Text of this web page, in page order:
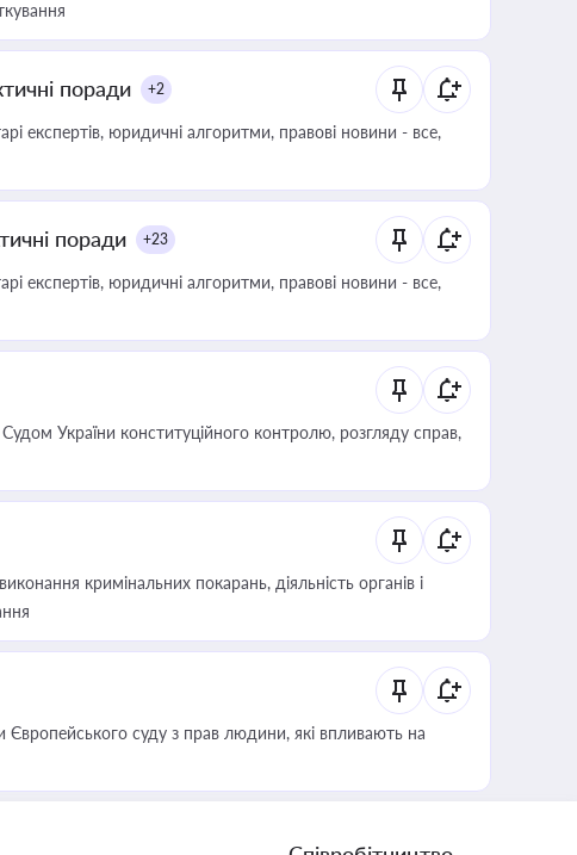
поради +2
експертів, юридичні алгоритми, правові новини - все,
поради +23
експертів, юридичні алгоритми, правові новини - все,
України конституційного контролю, розгляду справ,
кримінальних покарань, діяльність органів і
Європейського суду з прав людини, які впливають на